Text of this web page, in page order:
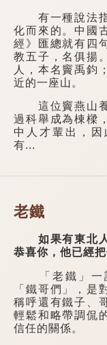
有一種說法指
化而來的。中國
經》匯總就有四
教五子，名俱揚
人，本名竇禹鈞
近的一座山。
這位竇燕山養
過科舉成為棟樑
中人才輩出，
有...
老鐵
如果有東北人
恭喜你，他已經
「老鐵」一
「鐵哥們」，是
稱呼還有鐵子、
輕鬆和略帶調侃
信任的關係。